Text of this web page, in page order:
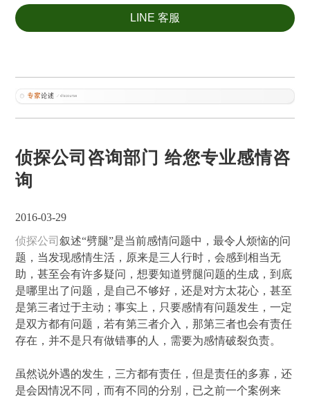
LINE 客服
侦探公司咨询部门 给您专业感情咨
询
2016-03-29
侦探公司叙述“劈腿”是当前感情问题中，最令人烦恼的问
题，当发现感情生活，原来是三人行时，会感到相当无
助，甚至会有许多疑问，想要知道劈腿问题的生成，到底
是哪里出了问题，是自己不够好，还是对方太花心，甚至
是第三者过于主动；事实上，只要感情有问题发生，一定
是双方都有问题，若有第三者介入，那第三者也会有责任
存在，并不是只有做错事的人，需要为感情破裂负责。
虽然说外遇的发生，三方都有责任，但是责任的多寡，还
是会因情况不同，而有不同的分别，已之前一个案例来